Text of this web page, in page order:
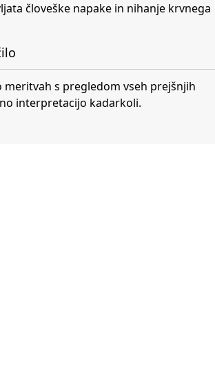
človeške napake in nihanje krvnega
s pregledom vseh prejšnjih
interpretacijo kadarkoli.